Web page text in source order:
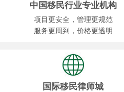
中国移民行业专业机构
项目更安全，管理更规范
服务更周到，价格更透明
国际移民律师城